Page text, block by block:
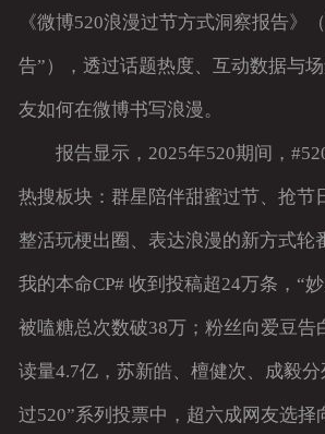
《微博520浪漫过节方式洞察报告》
告”），透过话题热度、互动数据与
友如何在微博书写浪漫。
报告显示，2025年520期间，
热搜板块：群星陪伴甜蜜过节、抢节
整活玩梗出圈、表达浪漫的新方式轮
我的本命CP# 收到投稿超24万条，“
被嗑糖总次数破38万；粉丝向爱豆告
读量4.7亿，苏新皓、檀健次、成毅
过520”系列投票中，超六成网友选择